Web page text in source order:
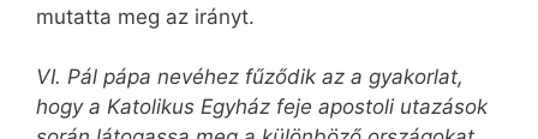
mutatta meg az irányt.
VI. Pál pápa nevéhez fűződik az a gyakorlat,
hogy a Katolikus Egyház feje apostoli utazások